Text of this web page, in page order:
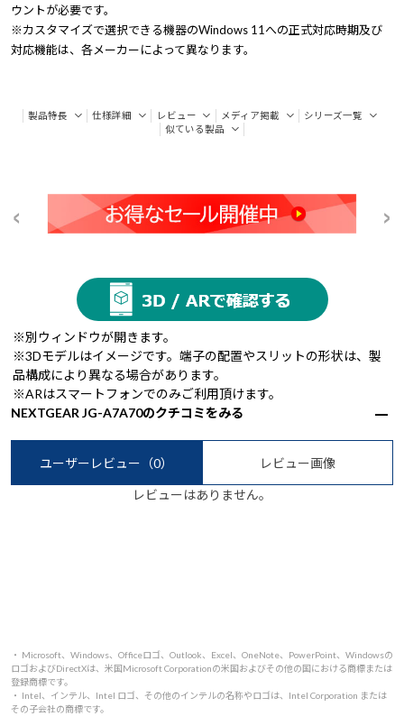
ウントが必要です。
※カスタマイズで選択できる機器のWindows 11への正式対応時期及び
対応機能は、各メーカーによって異なります。
製品特長 仕様詳細 レビュー メディア掲載
シリーズ一覧
似ている製品
※別ウィンドウが開きます。
※3Dモデルはイメージです。端子の配置やスリットの形状は、製
品構成により異なる場合があります。
※ARはスマートフォンでのみご利用頂けます。
NEXTGEAR JG-A7A70のクチコミをみる
ユーザーレビュー （0） レビュー画像
レビューはありません。
・ Microsoft、Windows、Officeロゴ、Outlook、Excel、OneNote、PowerPoint、Windowsの
ロゴおよびDirectXは、米国Microsoft Corporationの米国およびその他の国における商標または
登録商標です。
・ Intel、インテル、Intel ロゴ、その他のインテルの名称やロゴは、Intel Corporation または
その子会社の商標です。